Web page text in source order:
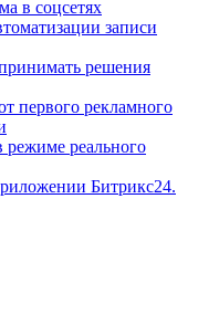
в соцсетях
записи
решения
первого рекламного
реального
Битрикс24.